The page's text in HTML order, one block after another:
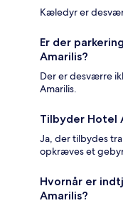
Kæledyr er
Er der
Amarilis?
Der er desværre
Amarilis.
Tilbyder Hotel
Ja, der tilbydes
opkræves et
Hvornår er
Amarilis?